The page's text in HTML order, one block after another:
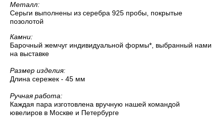
Металл:
Серьги выполнены из серебра 925 пробы, покрытые
позолотой
Камни:
Барочный жемчуг индивидуальной формы*, выбранный нами
на выставке
Размер изделия:
Длина сережек - 45 мм
Ручная работа:
Каждая пара изготовлена вручную нашей командой
ювелиров в Москве и Петербурге